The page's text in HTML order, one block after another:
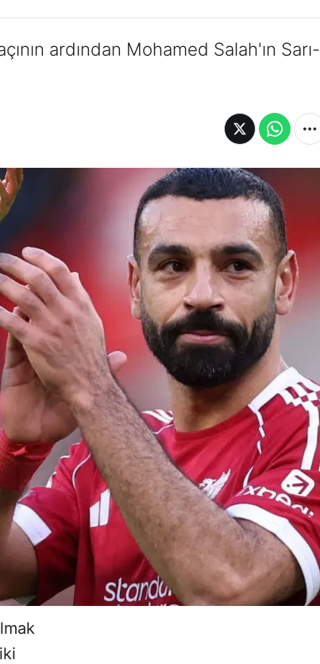
ardından Mohamed Salah'ın Sarı-